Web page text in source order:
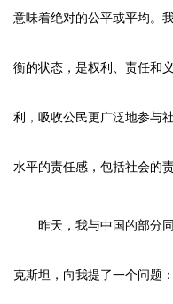
意味着绝对的公平或平均。
衡的状态，是权利、责任和
利，吸收公民更广泛地参与
水平的责任感，包括社会的
昨天，我与中国的部分
克斯坦，向我提了一个问题